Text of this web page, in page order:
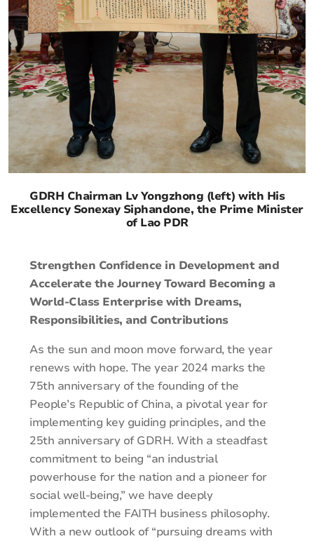
GDRH Chairman Lv Yongzhong (left) with His
Excellency Sonexay Siphandone, the Prime Minister
of Lao PDR
Strengthen Confidence in Development and
Accelerate the Journey Toward Becoming a
World-Class Enterprise with Dreams,
Responsibilities, and Contributions
As the sun and moon move forward, the year
renews with hope. The year 2024 marks the
75th anniversary of the founding of the
People’s Republic of China, a pivotal year for
implementing key guiding principles, and the
25th anniversary of GDRH. With a steadfast
commitment to being “an industrial
powerhouse for the nation and a pioneer for
social well-being,” we have deeply
implemented the FAITH business philosophy.
With a new outlook of “pursuing dreams with